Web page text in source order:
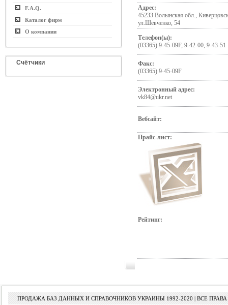
F.A.Q.
Каталог фирм
О компании
Счётчики
Адрес:
45233 Волынская обл.,
ул.Шевченко, 54
Телефон(ы):
(03365) 9-45-09F, 9-42-00, 9-43-51
Факс:
(03365) 9-45-09F
Электронный адрес:
vk84@ukr.net
Вебсайт:
Прайс-лист:
Рейтинг:
ПРОДАЖА БАЗ ДАННЫХ И СПРАВОЧНИКОВ УКРАИНЫ 1992-2020 | ВСЕ